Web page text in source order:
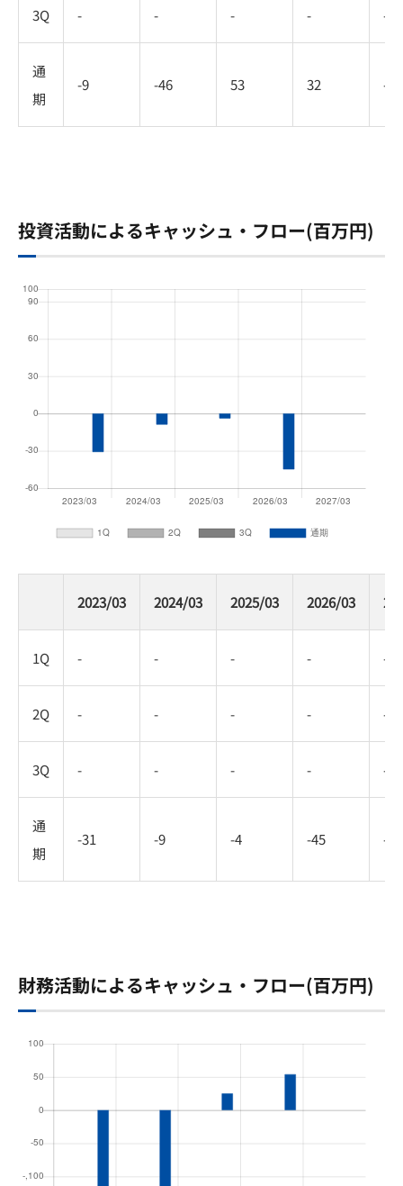
3Q - - - - -
通
期
-9 -46 53 32 -
投資活動によるキャッシュ・フロー(百万円)
2023/03 2024/03 2025/03 2026/03
1Q - - - - -
2Q - - - - -
3Q - - - - -
通
期
-31 -9 -4 -45 -
財務活動によるキャッシュ・フロー(百万円)